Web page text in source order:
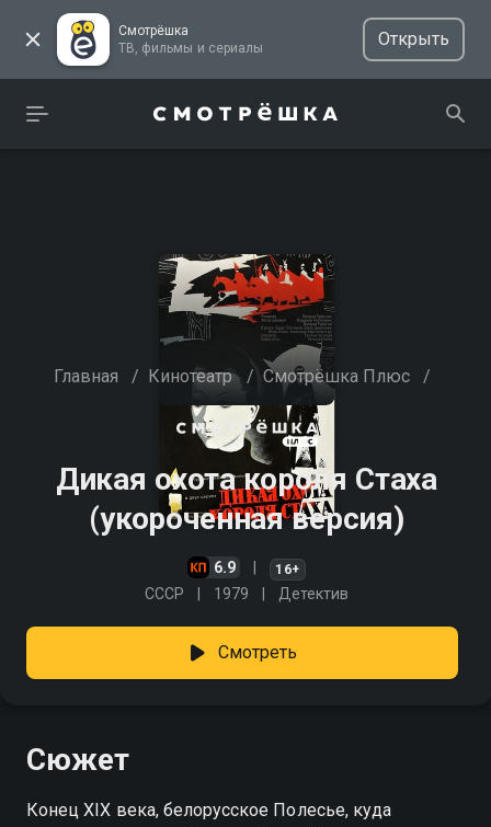
Смотрёшка
ТВ, фильмы и сериалы
Открыть
Главная / Кинотеатр / Смотрёшка Плюс /
Дикая охота короля Стаха
(укороченная версия)
6.9 16+
СССР 1979 Детектив
Смотреть
Сюжет
Конец XIX века, белорусское Полесье, куда